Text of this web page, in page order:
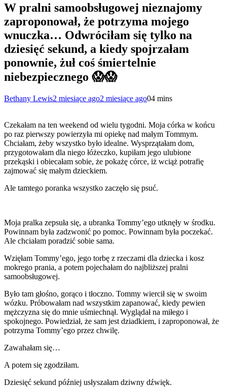
W pralni samoobsługowej nieznajomy
zaproponował, że potrzyma mojego
wnuczka… Odwróciłam się tylko na
dziesięć sekund, a kiedy spojrzałam
ponownie, żuł coś śmiertelnie
niebezpiecznego 😱😱
Bethany Lewis2 miesiące ago2 miesiące ago04 mins
Czekałam na ten weekend od wielu tygodni. Moja córka w końcu
po raz pierwszy powierzyła mi opiekę nad małym Tommym.
Chciałam, żeby wszystko było idealne. Wysprzątałam dom,
przygotowałam dla niego łóżeczko, kupiłam jego ulubione
przekąski i obiecałam sobie, że pokażę córce, iż wciąż potrafię
zajmować się małym dzieckiem.
Ale tamtego poranka wszystko zaczęło się psuć.
Moja pralka zepsuła się, a ubranka Tommy’ego utknęły w środku.
Powinnam była zadzwonić po pomoc. Powinnam była poczekać.
Ale chciałam poradzić sobie sama.
Wzięłam Tommy’ego, jego torbę z rzeczami dla dziecka i kosz
mokrego prania, a potem pojechałam do najbliższej pralni
samoobsługowej.
Było tam głośno, gorąco i tłoczno. Tommy wiercił się w swoim
wózku. Próbowałam nad wszystkim zapanować, kiedy pewien
mężczyzna się do mnie uśmiechnął. Wyglądał na miłego i
spokojnego. Powiedział, że sam jest dziadkiem, i zaproponował, że
potrzyma Tommy’ego przez chwilę.
Zawahałam się…
A potem się zgodziłam.
Dziesięć sekund później usłyszałam dziwny dźwięk.